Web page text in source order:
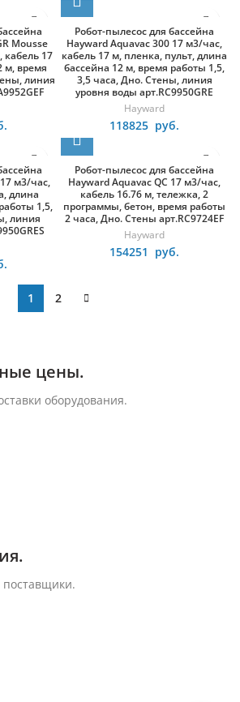
Mousse
кабель 17
м, время
линия
Робот-пылесос для бассейна
Hayward Aquavac 300 17 м3/час,
кабель 17 м, пленка, пульт, длина
бассейна 12 м, время работы 1,5,
3,5 часа, Дно. Стены, линия
уровня воды арт.RC9950GRE
Hayward
118825 руб.
м3/час,
длина
1,5,
линия
Робот-пылесос для бассейна
Hayward Aquavac QC 17 м3/час,
кабель 16.76 м, тележка, 2
программы, бетон, время работы
2 часа, Дно. Стены арт.RC9724EF
Hayward
154251 руб.
1 2
цены.
оборудования.